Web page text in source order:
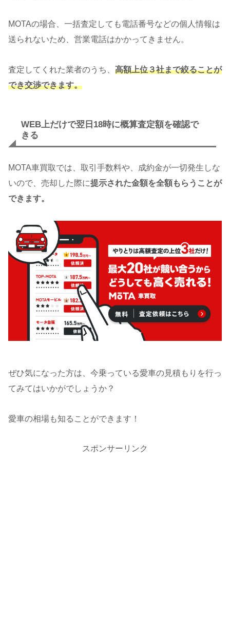
MOTAの場合、一括査定しても電話番号などの個人情報は
送られないため、営業電話はかかってきません。
査定してくれた業者のうち、 高額上位３社まで絞ることが
でき交渉できます。
WEB上だけで翌日18時に概算査定額を確認で
きる
MOTA車買取では、取引手数料や、成約金が一切発生しな
いので、売却した際に提示された金額を全額もらうことが
できます。
ぜひ気になった方は、今乗っている愛車の見積もりを行っ
てみてはいかがでしょうか？
愛車の相場も知ることができます！
スポンサーリンク